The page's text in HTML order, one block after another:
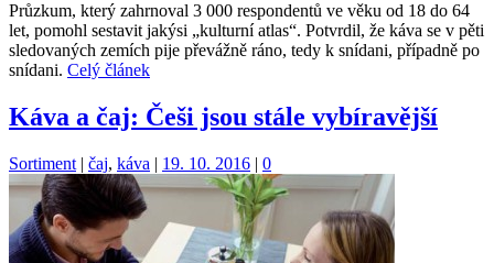
Průzkum, který zahrnoval 3 000 respondentů ve věku od 18 do 64
let, pomohl sestavit jakýsi „kulturní atlas“. Potvrdil, že káva se v pěti
sledovaných zemích pije převážně ráno, tedy k snídani, případně po
snídani. Celý článek
Káva a čaj: Češi jsou stále vybíravější
Kategorie:
Sortiment | Štítky:
čaj, káva | 19. 10. 2016 | 0